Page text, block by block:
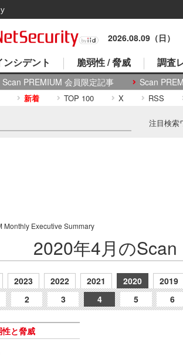
2026.08.09（日）
Scan PREMIUM 会員限定記事 Scan
ンシデント 脆弱性 / 脅威 調査
新着 TOP 100 X RSS
注目検索
Monthly Executive Summary
2020年4月の
2023 2022 2021 2020
2019
2 3 4 5 6
性と脅威